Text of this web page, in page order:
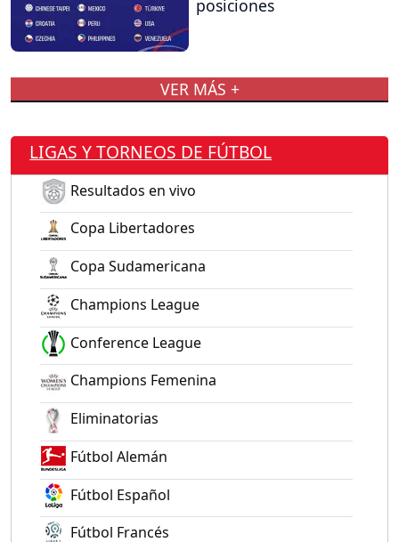
posiciones
VER MÁS +
LIGAS Y TORNEOS DE FÚTBOL
Resultados en vivo
Copa Libertadores
Copa Sudamericana
Champions League
Conference League
Champions Femenina
Eliminatorias
Fútbol Alemán
Fútbol Español
Fútbol Francés